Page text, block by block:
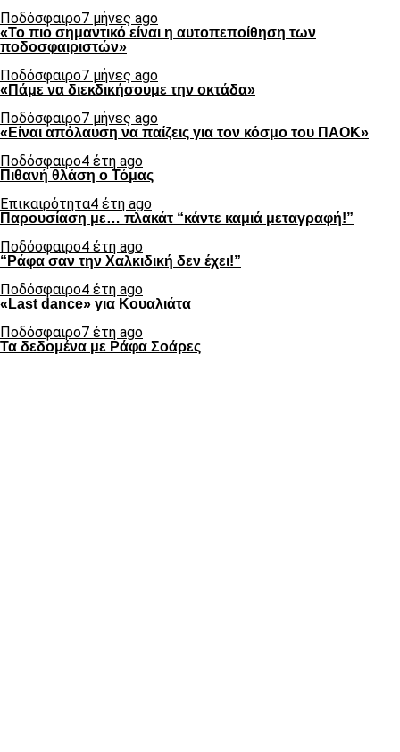
Ποδόσφαιρο7 μήνες ago
«Το πιο σημαντικό είναι η αυτοπεποίθηση των
ποδοσφαιριστών»
Ποδόσφαιρο7 μήνες ago
«Πάμε να διεκδικήσουμε την οκτάδα»
Ποδόσφαιρο7 μήνες ago
«Είναι απόλαυση να παίζεις για τον κόσμο του ΠΑΟΚ»
Ποδόσφαιρο4 έτη ago
Πιθανή θλάση ο Τόμας
Επικαιρότητα4 έτη ago
Παρουσίαση με… πλακάτ “κάντε καμιά μεταγραφή!”
Ποδόσφαιρο4 έτη ago
“Ράφα σαν την Χαλκιδική δεν έχει!”
Ποδόσφαιρο4 έτη ago
«Last dance» για Κουαλιάτα
Ποδόσφαιρο7 έτη ago
Τα δεδομένα με Ράφα Σοάρες